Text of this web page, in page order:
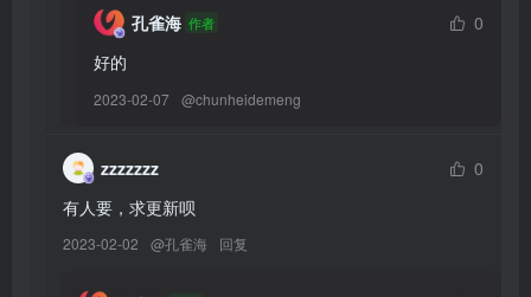
[YITUYU艺图语]2026.01.29 染秋香 哆啦大王[13P／80MB]
[YITUYU艺图语]2026.01.29 你看到的我是蓝色的[40P／437MB]
[YITUYU艺图语]2026.01.28 鸢尾[24P／255MB]
[YITUYU艺图语]2026.01.28 蝴蝶祭司[11P／45MB]
319MB]
[YITUYU艺图语]2026.01.28 白樱恋歌 小庞[16P／122MB]
[YITUYU艺图语]2026.01.28 书与咖啡[38P／374MB]
[YITUYU艺图语]2026.01.27 鬼新娘 益生菌子[32P／125MB]
孔雀海 作者
0
好的
2023-02-07 @chunheidemeng
zzzzzzz
0
有人要，求更新呗
2023-02-02 @孔雀海 回复